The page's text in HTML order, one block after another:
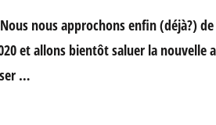
nous approchons enfin (déjà?)
et allons bientôt saluer la nouvelle
…